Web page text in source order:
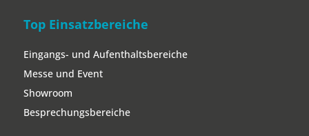
Top Einsatzbereiche
Eingangs- und Aufenthaltsbereiche
Messe und Event
Showroom
Besprechungsbereiche